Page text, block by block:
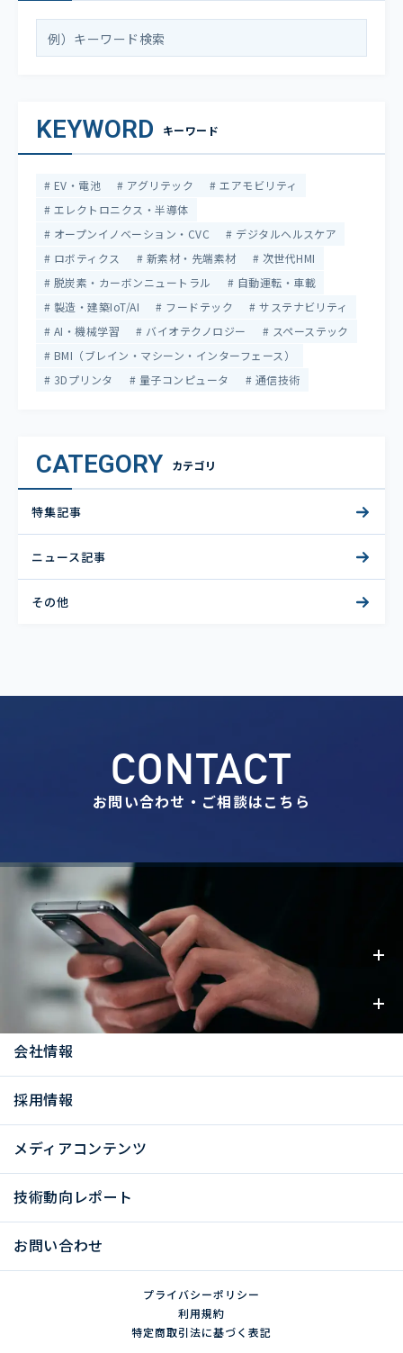
KEYWORD キーワード
EV・電池 アグリテック
エアモビリティ
エレクトロニクス・半導体
オープンイノベーション・CVC
デジタルヘルスケア
ロボティクス
新素材・先端素材
次世代HMI
脱炭素・カーボンニュートラル
自動運転・車載
製造・建築IoT/AI
フードテック
サステナビリティ
AI・機械学習
バイオテクノロジー
スペーステック
BMI（ブレイン・マシーン・インターフェース）
3Dプリンタ
量子コンピュータ 通信技術
CATEGORY カテゴリ
特集記事
ニュース記事
その他
CONTACT
お問い合わせ・ご相談はこちら
事業内容
お知らせ
会社情報
採用情報
メディアコンテンツ
技術動向レポート
お問い合わせ
プライバシーポリシー
利用規約
特定商取引法に基づく表記